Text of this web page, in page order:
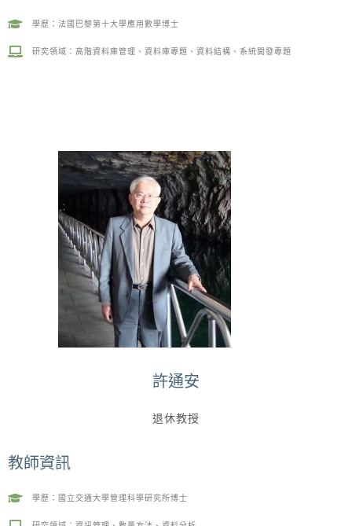
學歷：法國巴黎第十大學應用數學博士
研究領域：高階資料庫管理、資料庫專題、資料結構、系統開發專題
許通安
退休教授
教師資訊
學歷：國立交通大學管理科學研究所博士